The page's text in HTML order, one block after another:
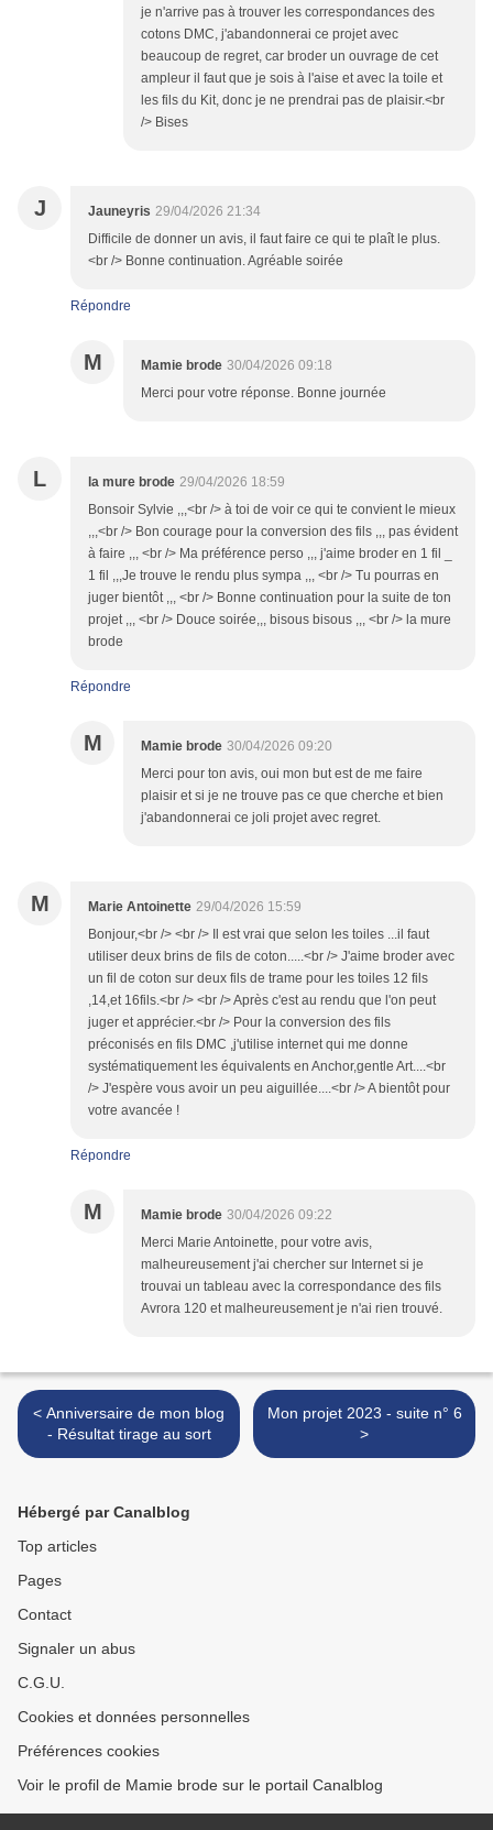
je n'arrive pas à trouver les correspondances des
cotons DMC, j'abandonnerai ce projet avec
beaucoup de regret, car broder un ouvrage de cet
ampleur il faut que je sois à l'aise et avec la toile et
les fils du Kit, donc je ne prendrai pas de plaisir.<br
/> Bises
J Jauneyris 29/04/2026 21:34
Difficile de donner un avis, il faut faire ce qui te plaît le plus.
<br /> Bonne continuation. Agréable soirée
Répondre
M Mamie brode 30/04/2026 09:18
Merci pour votre réponse. Bonne journée
L la mure brode 29/04/2026 18:59
Bonsoir Sylvie ,,,<br /> à toi de voir ce qui te convient le mieux
,,,<br /> Bon courage pour la conversion des fils ,,, pas évident
à faire ,,, <br /> Ma préférence perso ,,, j'aime broder en 1 fil _
1 fil ,,,Je trouve le rendu plus sympa ,,, <br /> Tu pourras en
juger bientôt ,,, <br /> Bonne continuation pour la suite de ton
projet ,,, <br /> Douce soirée,,, bisous bisous ,,, <br /> la mure
brode
Répondre
M Mamie brode 30/04/2026 09:20
Merci pour ton avis, oui mon but est de me faire
plaisir et si je ne trouve pas ce que cherche et bien
j'abandonnerai ce joli projet avec regret.
M Marie Antoinette 29/04/2026 15:59
Bonjour,<br /> <br /> Il est vrai que selon les toiles ...il faut
utiliser deux brins de fils de coton.....<br /> J'aime broder avec
un fil de coton sur deux fils de trame pour les toiles 12 fils
,14,et 16fils.<br /> <br /> Après c'est au rendu que l'on peut
juger et apprécier.<br /> Pour la conversion des fils
préconisés en fils DMC ,j'utilise internet qui me donne
systématiquement les équivalents en Anchor,gentle Art....<br
/> J'espère vous avoir un peu aiguillée....<br /> A bientôt pour
votre avancée !
Répondre
M Mamie brode 30/04/2026 09:22
Merci Marie Antoinette, pour votre avis,
malheureusement j'ai chercher sur Internet si je
trouvai un tableau avec la correspondance des fils
Avrora 120 et malheureusement je n'ai rien trouvé.
< Anniversaire de mon blog
- Résultat tirage au sort
Mon projet 2023 - suite n° 6
>
Hébergé par Canalblog
Top articles
Pages
Contact
Signaler un abus
C.G.U.
Cookies et données personnelles
Préférences cookies
Voir le profil de Mamie brode sur le portail Canalblog